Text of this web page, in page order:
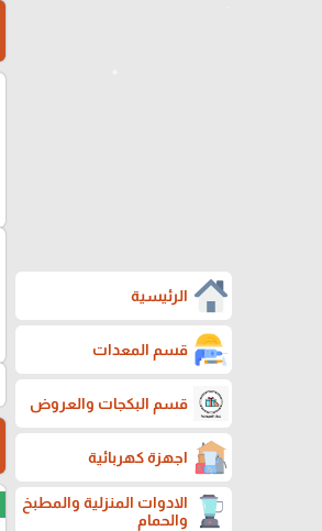
الرئيسية
قسم المعدات
قسم البكجات والعروض
اجهزة كهربائية
الادوات المنزلية والمطبخ
والحمام